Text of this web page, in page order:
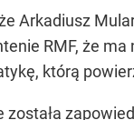
Arkadiusz
RMF, że
którą